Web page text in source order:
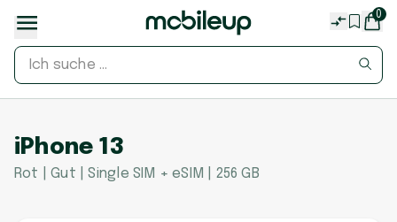
0
iPhone 13
Rot | Gut | Single SIM + eSIM | 256 GB